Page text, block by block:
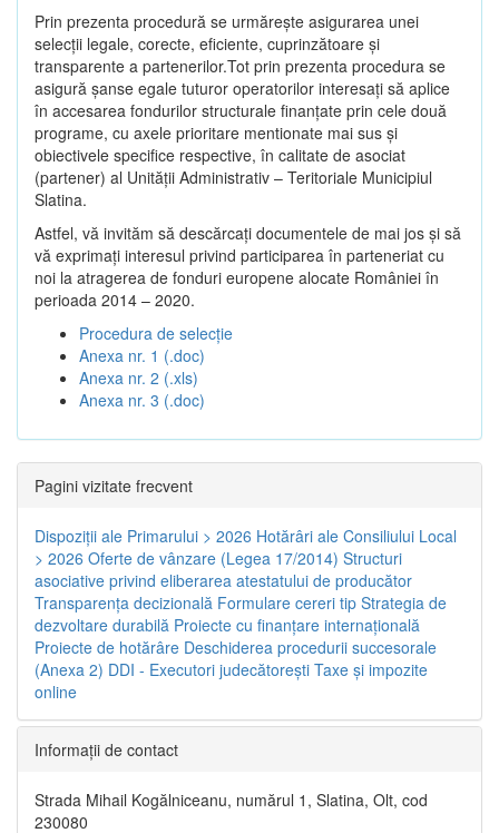
Prin prezenta procedură se urmăreşte asigurarea unei
selecții legale, corecte, eficiente, cuprinzătoare şi
transparente a partenerilor.Tot prin prezenta procedura se
asigură şanse egale tuturor operatorilor interesaţi să aplice
în accesarea fondurilor structurale finanţate prin cele două
programe, cu axele prioritare mentionate mai sus și
obiectivele specifice respective, în calitate de asociat
(partener) al Unității Administrativ – Teritoriale Municipiul
Slatina.
Astfel, vă invităm să descărcați documentele de mai jos și să
vă exprimați interesul privind participarea în parteneriat cu
noi la atragerea de fonduri europene alocate României în
perioada 2014 – 2020.
Procedura de selecție
Anexa nr. 1 (.doc)
Anexa nr. 2 (.xls)
Anexa nr. 3 (.doc)
Pagini vizitate frecvent
Dispoziţii ale Primarului > 2026 Hotărâri ale Consiliului Local
> 2026 Oferte de vânzare (Legea 17/2014) Structuri
asociative privind eliberarea atestatului de producător
Transparenţa decizională Formulare cereri tip Strategia de
dezvoltare durabilă Proiecte cu finanţare internaţională
Proiecte de hotărâre Deschiderea procedurii succesorale
(Anexa 2) DDI - Executori judecătorești Taxe şi impozite
online
Informaţii de contact
Strada Mihail Kogălniceanu, numărul 1, Slatina, Olt, cod
230080